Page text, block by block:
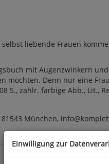
liebende Frauen
mit Augenzwinkern
möchten. Denn nur eine
S., zahlr. farbige Abb., Lit.,
81543 München,
Einwilligung zur